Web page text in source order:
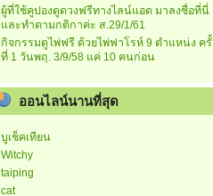
ผู้ที่ใช้คูปองดูดวงฟรีทางไลน์แอด มาลงชื่อที่นี่
และทำตามกติกาค่ะ ส.29/1/61
กิจกรรมดูไพ่ฟรี ด้วยไพ่ฟาโรห์ 9 ตำแหน่ง ครั้
ที่ 1 วันพฤ. 3/9/58 แค่ 10 คนก่อน
ออนไลน์นานที่สุด
บูเช็คเทียน
Witchy
taiping
cat